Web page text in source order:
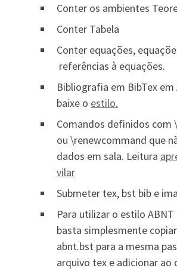
Conter os ambientes
Conter Tabela
Conter equações,
referências à equações.
Bibliografia em BibTex
baixe o estilo.
Comandos definidos com
ou \renewcommand que
dados em sala. Leitura
vilar
Submeter tex, bst bib e
Para utilizar o estilo ABNT
basta simplesmente
abnt.bst para a mesma
arquivo tex e adicionar ao